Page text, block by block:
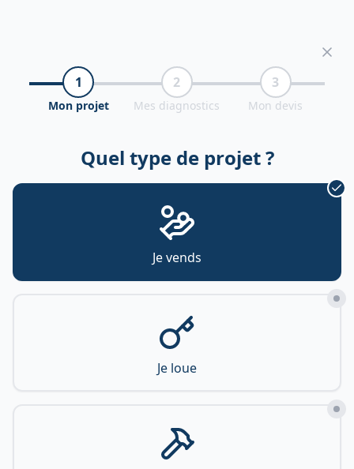
1
Mon projet
2
Mes diagnostics
3
Mon devis
Quel type de projet ?
Je vends
Je loue